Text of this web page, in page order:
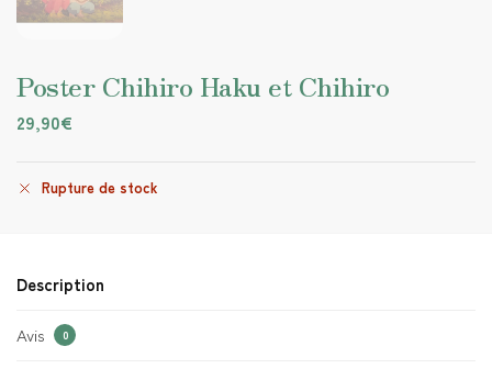
Poster Chihiro Haku et Chihiro
29,90€
Rupture de stock
Description
Avis 0